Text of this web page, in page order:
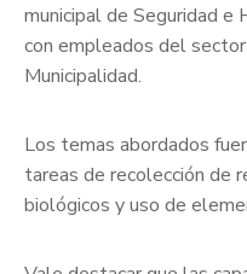
municipal de Seguridad e
con empleados del
Municipalidad.
Los temas abordados
tareas de recolección de
biológicos y uso de